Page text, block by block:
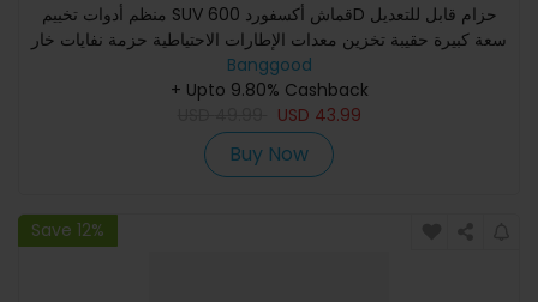
منظم أدوات تخييم SUV قماش أكسفورد 600D حزام قابل للتعديل
سعة كبيرة حقيبة تخزين معدات الإطارات الاحتياطية حزمة نفايات خار
Banggood
+ Upto 9.80% Cashback
USD 43.99
Buy Now
Save 12%